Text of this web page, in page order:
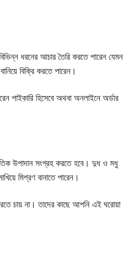
ধরনের আচার তৈরি করতে পারেন যেমন
বিক্রি করতে পারেন।
পাইকারি হিসেবে অথবা অনলাইনে অর্ডার
উপাদান সংগ্রহ করতে হবে। দুধ ও মধু
মিশ্রণ বানাতে পারেন।
চায় না। তাদের কাছে আপনি এই ঘরোয়া